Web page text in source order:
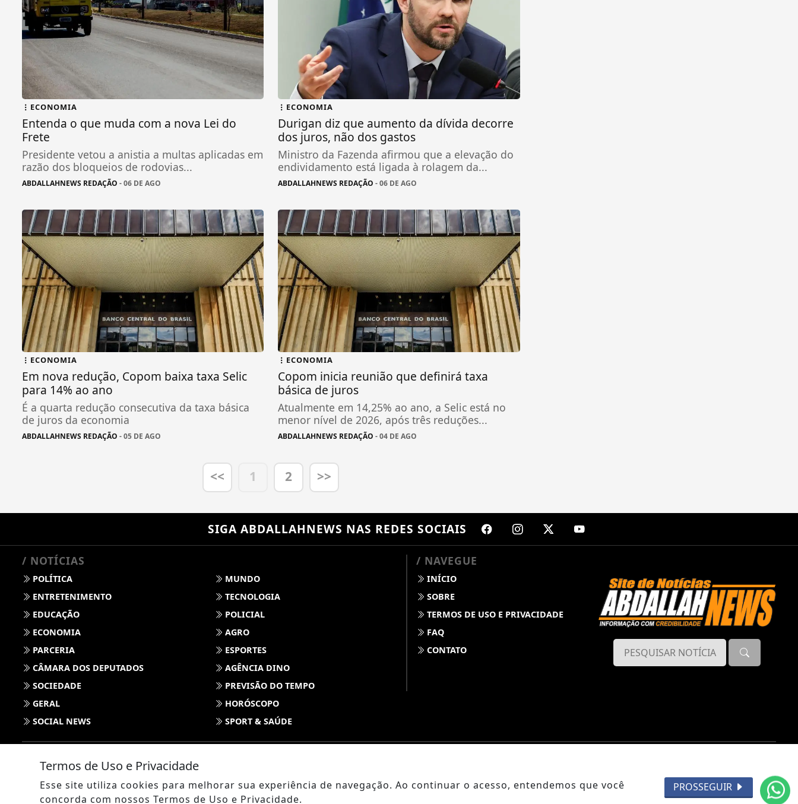
ECONOMIA
Entenda o que muda com a nova Lei do
Frete
Presidente vetou a anistia a multas aplicadas em
razão dos bloqueios de rodovias...
ABDALLAHNEWS REDAÇÃO - 06 DE AGO
ECONOMIA
Durigan diz que aumento da dívida decorre
dos juros, não dos gastos
Ministro da Fazenda afirmou que a elevação do
endividamento está ligada à rolagem da...
ABDALLAHNEWS REDAÇÃO - 06 DE AGO
ECONOMIA
Em nova redução, Copom baixa taxa Selic
para 14% ao ano
É a quarta redução consecutiva da taxa básica
de juros da economia
ABDALLAHNEWS REDAÇÃO - 05 DE AGO
ECONOMIA
Copom inicia reunião que definirá taxa
básica de juros
Atualmente em 14,25% ao ano, a Selic está no
menor nível de 2026, após três reduções...
ABDALLAHNEWS REDAÇÃO - 04 DE AGO
<< 1 2 >>
SIGA ABDALLAHNEWS NAS REDES SOCIAIS
/ NOTÍCIAS
POLÍTICA
MUNDO
ENTRETENIMENTO
TECNOLOGIA
EDUCAÇÃO
POLICIAL
ECONOMIA
AGRO
PARCERIA
ESPORTES
CÂMARA DOS DEPUTADOS
AGÊNCIA DINO
SOCIEDADE
PREVISÃO DO TEMPO
GERAL
HORÓSCOPO
SOCIAL NEWS
SPORT & SAÚDE
/ NAVEGUE
INÍCIO
SOBRE
TERMOS DE USO E PRIVACIDADE
FAQ
CONTATO
Termos de Uso e Privacidade
Esse site utiliza cookies para melhorar sua experiência de navegação. Ao continuar o acesso, entendemos que você
concorda com nossos Termos de Uso e Privacidade.
PROSSEGUIR